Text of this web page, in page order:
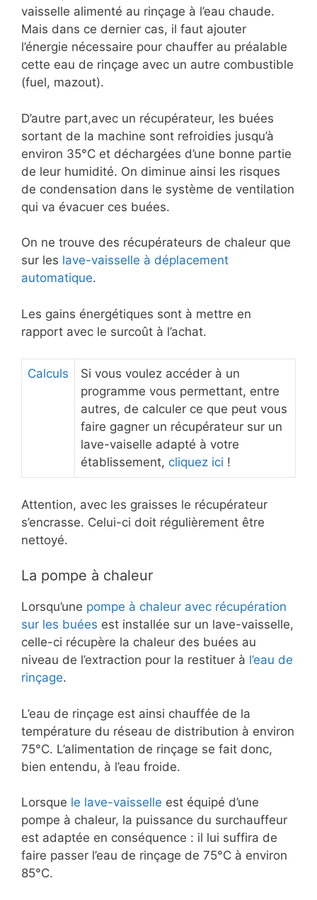
vaisselle alimenté au rinçage à l’eau chaude.
Mais dans ce dernier cas, il faut ajouter
l’énergie nécessaire pour chauffer au préalable
cette eau de rinçage avec un autre combustible
(fuel, mazout).
D’autre part,avec un récupérateur, les buées
sortant de la machine sont refroidies jusqu’à
environ 35°C et déchargées d’une bonne partie
de leur humidité. On diminue ainsi les risques
de condensation dans le système de ventilation
qui va évacuer ces buées.
On ne trouve des récupérateurs de chaleur que
sur les lave-vaisselle à déplacement
automatique.
Les gains énergétiques sont à mettre en
rapport avec le surcoût à l’achat.
Calculs
Si vous voulez accéder à un
programme vous permettant, entre
autres, de calculer ce que peut vous
faire gagner un récupérateur sur un
lave-vaiselle adapté à votre
établissement, cliquez ici !
Attention, avec les graisses le récupérateur
s’encrasse. Celui-ci doit régulièrement être
nettoyé.
La pompe à chaleur
Lorsqu’une pompe à chaleur avec récupération
sur les buées est installée sur un lave-vaisselle,
celle-ci récupère la chaleur des buées au
niveau de l’extraction pour la restituer à l’eau de
rinçage.
L’eau de rinçage est ainsi chauffée de la
température du réseau de distribution à environ
75°C. L’alimentation de rinçage se fait donc,
bien entendu, à l’eau froide.
Lorsque le lave-vaisselle est équipé d’une
pompe à chaleur, la puissance du surchauffeur
est adaptée en conséquence : il lui suffira de
faire passer l’eau de rinçage de 75°C à environ
85°C.